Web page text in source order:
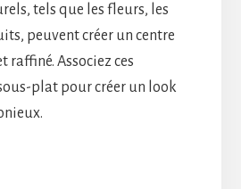
tels que les fleurs, les
peuvent créer un centre
raffiné. Associez ces
plat pour créer un look